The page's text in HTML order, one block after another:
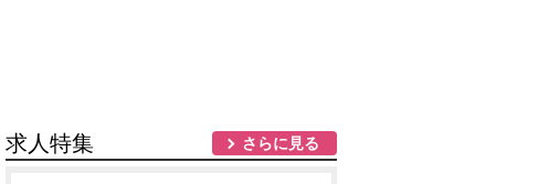
求人特集 さらに見る